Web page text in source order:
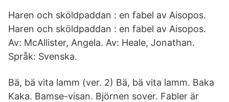
Haren och sköldpaddan : en fabel av Aisopos.
Haren och sköldpaddan : en fabel av Aisopos.
Av: McAllister, Angela. Av: Heale, Jonathan.
Språk: Svenska.
Bä, bä vita lamm (ver. 2) Bä, bä vita lamm. Baka
Kaka. Bamse-visan. Björnen sover. Fabler är